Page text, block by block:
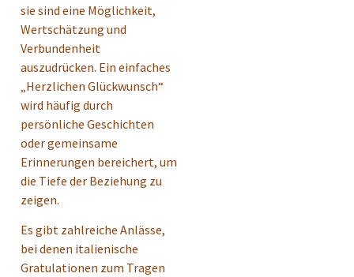
sie sind eine Möglichkeit,
Wertschätzung und
Verbundenheit
auszudrücken. Ein einfaches
„Herzlichen Glückwunsch“
wird häufig durch
persönliche Geschichten
oder gemeinsame
Erinnerungen bereichert, um
die Tiefe der Beziehung zu
zeigen.
Es gibt zahlreiche Anlässe,
bei denen italienische
Gratulationen zum Tragen